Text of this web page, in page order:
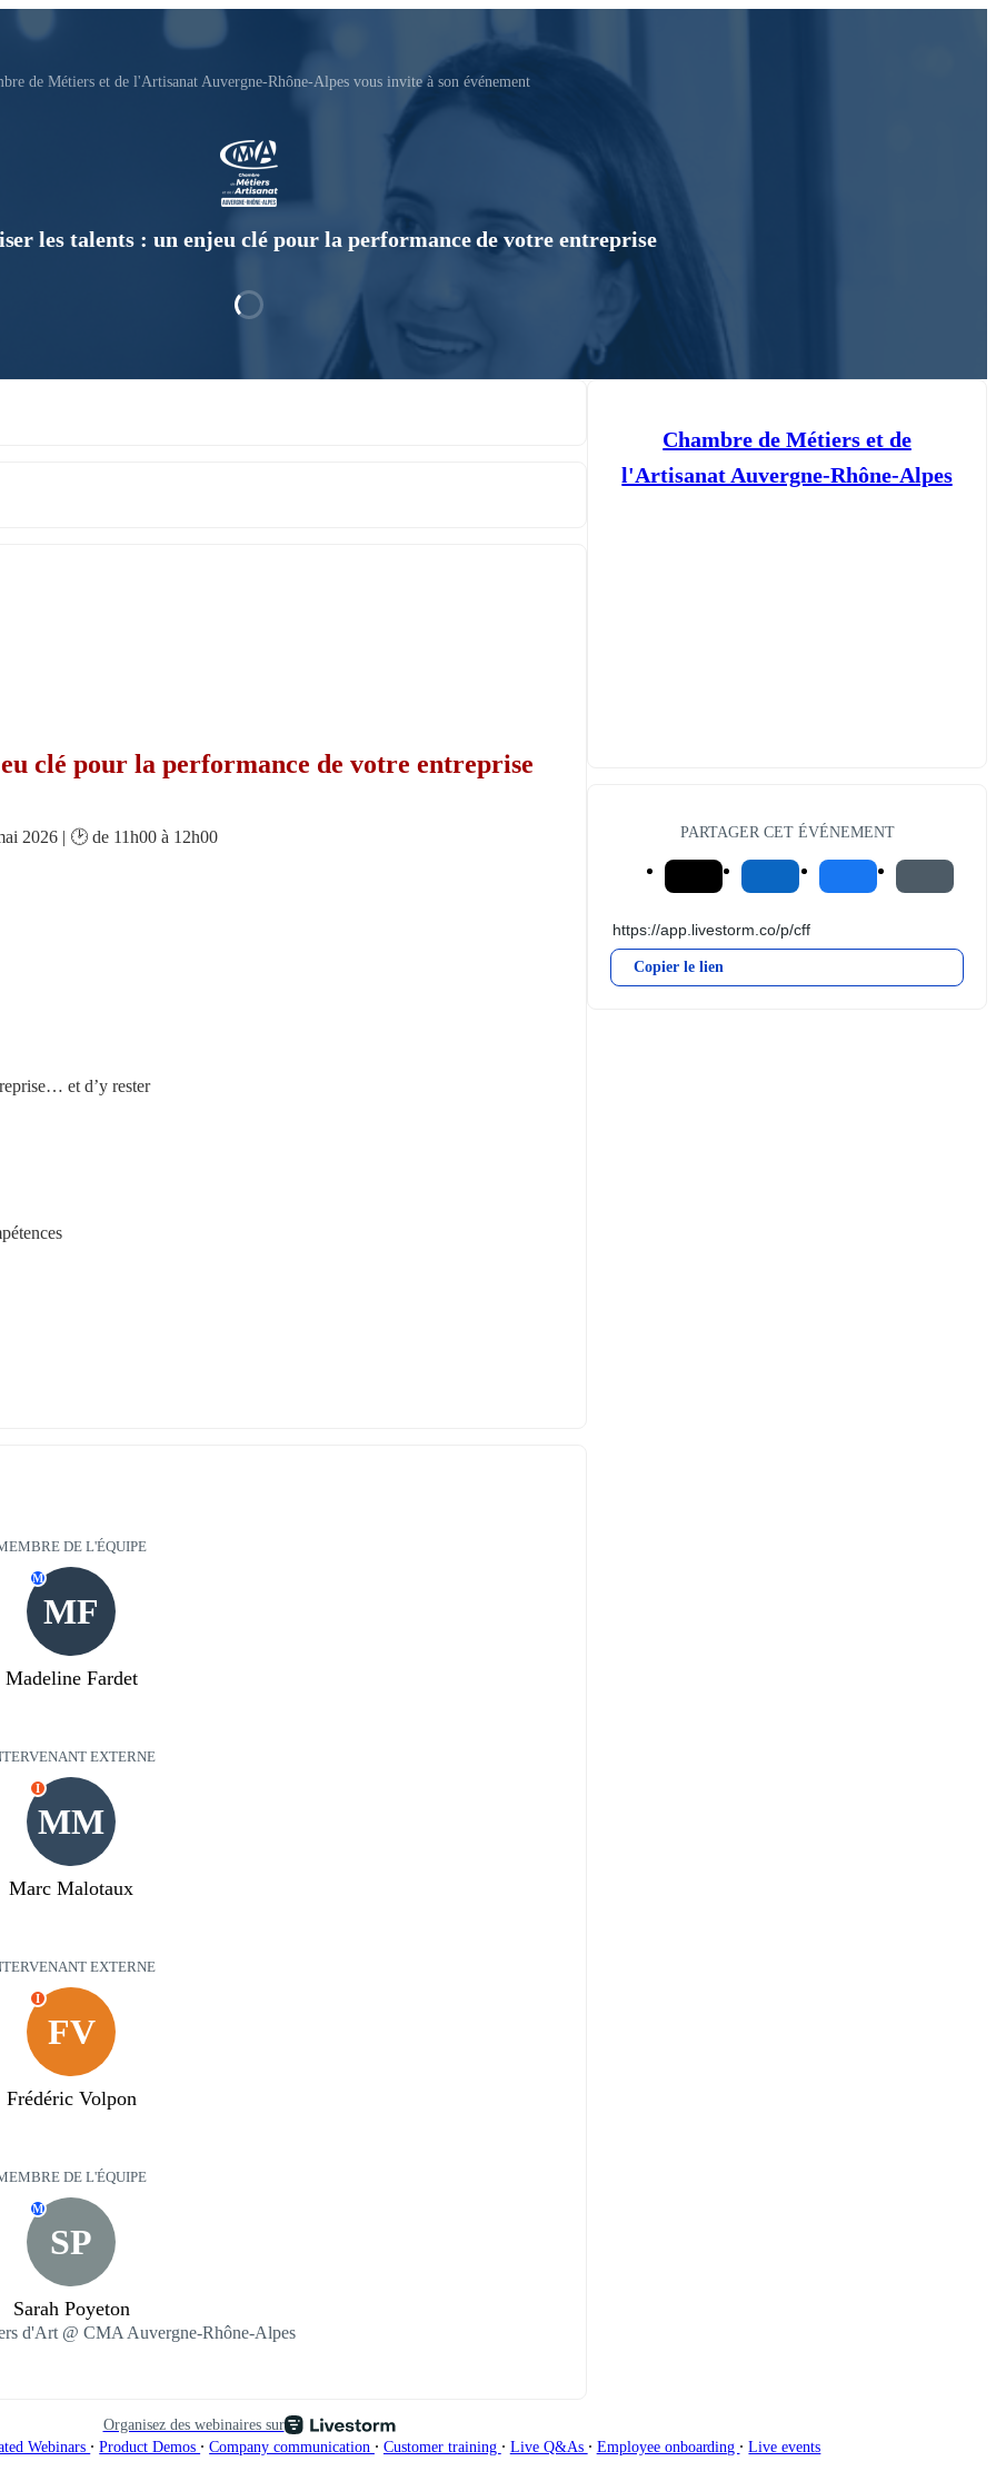
de Métiers et de l'Artisanat Auvergne-Rhône-Alpes vous invite à son événement
les talents : un enjeu clé pour la performance de votre entreprise
clé pour la performance de votre entreprise
2026 | 🕑 de 11h00 à 12h00
et d’y rester
DE L'ÉQUIPE
MF
M
Madeline Fardet
EXTERNE
MM
I
Marc Malotaux
EXTERNE
FV
I
Frédéric Volpon
DE L'ÉQUIPE
SP
M
Sarah Poyeton
d'Art @ CMA Auvergne-Rhône-Alpes
Chambre de Métiers et de
l'Artisanat Auvergne-Rhône-Alpes
PARTAGER CET ÉVÉNEMENT
Copier le lien
Organisez des webinaires sur
Webinars ∙ Product Demos ∙ Company communication ∙ Customer training ∙ Live Q&As ∙ Employee onboarding ∙ Live events